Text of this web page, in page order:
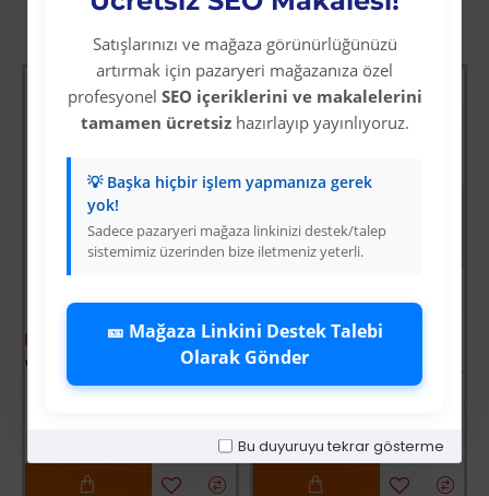
Satışlarınızı ve mağaza görünürlüğünüzü
artırmak için pazaryeri mağazanıza özel
profesyonel SEO içeriklerini ve makalelerini
tamamen ücretsizhazırlayıp yayınlıyoruz.
💡 Başka hiçbir işlem yapmanıza gerek
yok!
Sadece pazaryeri mağaza linkinizi destek/talep
sistemimiz üzerinden bize iletmeniz yeterli.
🎫 Mağaza Linkini Destek Talebi
Olarak Gönder
Bu duyuruyu tekrar gösterme
VRD10661 KATLANABİLİR SATRANÇ TAVLA VE DAMA SETİ
-64 %
Çiftlik Öyküleri - Kayıp Sürü